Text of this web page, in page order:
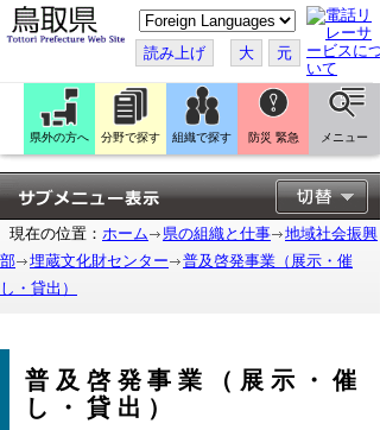
こ
の
ペ
ー
ジ
翻
訳
す
る
読み上げ 大 元
県外の方へ 分野で探す 組織で探す 防災 緊急 メニュー
現在の位置： ホーム 県の組織と仕事
地域社会振興
部
埋蔵文化財センター
普及啓発事業（展示・催
し・貸出）
普及啓発事業（展示・催
し・貸出）